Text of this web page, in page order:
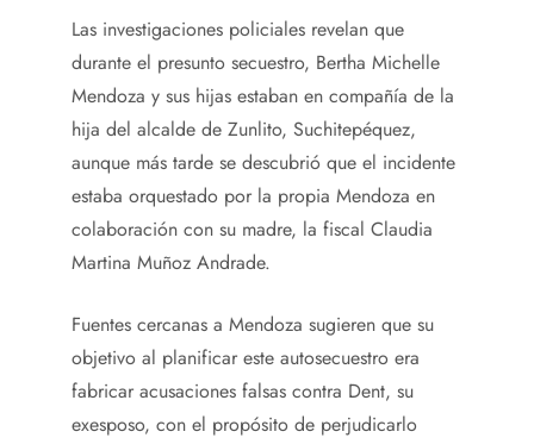
Las investigaciones policiales revelan que
durante el presunto secuestro, Bertha Michelle
Mendoza y sus hijas estaban en compañía de la
hija del alcalde de Zunlito, Suchitepéquez,
aunque más tarde se descubrió que el incidente
estaba orquestado por la propia Mendoza en
colaboración con su madre, la fiscal Claudia
Martina Muñoz Andrade.
Fuentes cercanas a Mendoza sugieren que su
objetivo al planificar este autosecuestro era
fabricar acusaciones falsas contra Dent, su
exesposo, con el propósito de perjudicarlo